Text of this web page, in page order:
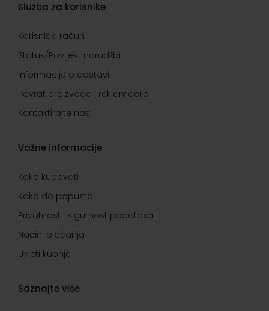
Služba za korisnike
Korisnički račun
Status/Povijest narudžbi
Informacije o dostavi
Povrat proizvoda i reklamacije
Kontaktirajte nas
Važne informacije
Kako kupovati
Kako do popusta
Privatnost i sigurnost podataka
Načini plaćanja
Uvjeti kupnje
Saznajte više